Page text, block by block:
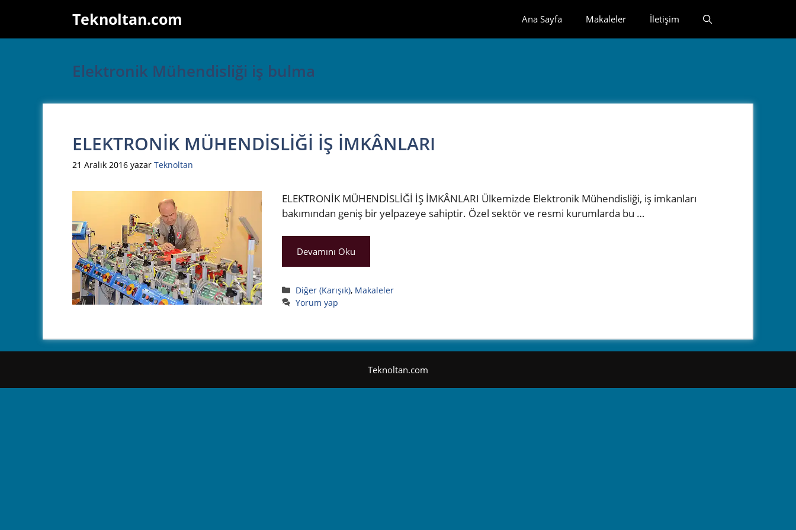
Teknoltan.com Ana Sayfa Makaleler İletişim
Elektronik Mühendisliği iş bulma
ELEKTRONİK MÜHENDİSLİĞİ İŞ İMKÂNLARI
21 Aralık 2016 yazar Teknoltan
ELEKTRONİK MÜHENDİSLİĞİ İŞ İMKÂNLARI Ülkemizde Elektronik Mühendisliği, iş imkanları
bakımından geniş bir yelpazeye sahiptir. Özel sektör ve resmi kurumlarda bu …
Devamını Oku
Kategoriler
Diğer (Karışık), Makaleler
Yorum yap
Teknoltan.com